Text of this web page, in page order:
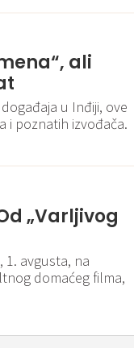
ali
u Inđiji, ove
i poznatih izvođača.
„Varljivog
1. avgusta, na
domaćeg filma,